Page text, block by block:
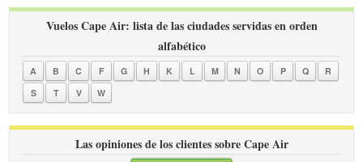
Vuelos Cape Air: lista de las ciudades servidas en orden
alfabético
A B C F G H K L M N O P Q
R
S
T V W
Las opiniones de los clientes sobre Cape Air